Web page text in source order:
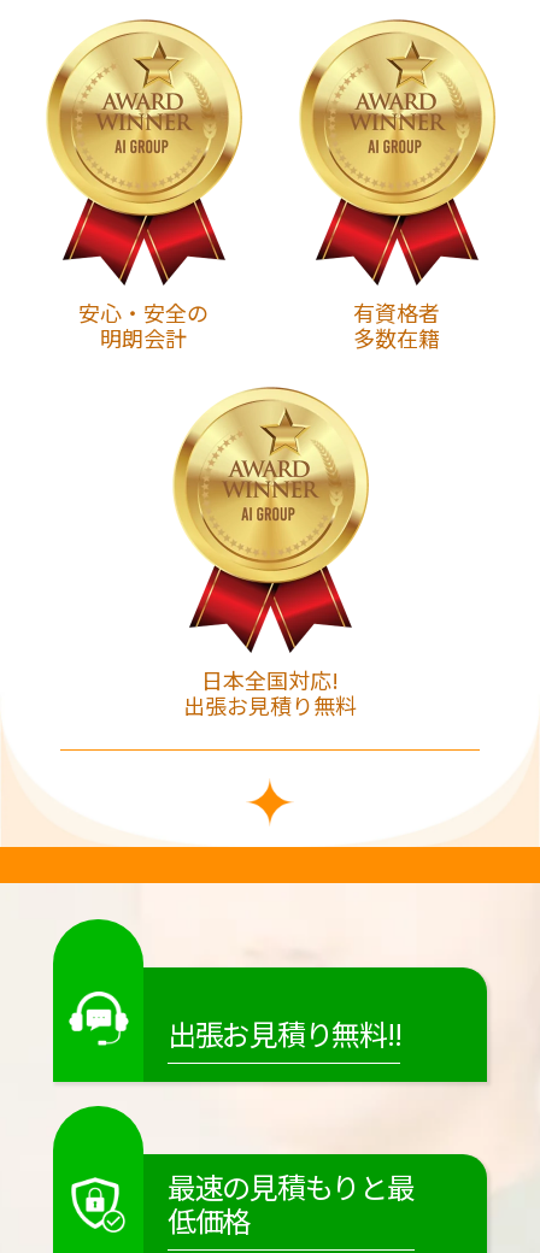
安心・安全の
明朗会計
有資格者
多数在籍
日本全国対応!
出張お見積り無料
出張お見積り無料!!
最速の見積もりと最
低価格